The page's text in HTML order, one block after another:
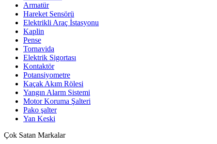
Armatür
Hareket Sensörü
Elektrikli Araç İstasyonu
Kaplin
Pense
Tornavida
Elektrik Sigortası
Kontaktör
Potansiyometre
Kaçak Akım Rölesi
Yangın Alarm Sistemi
Motor Koruma Şalteri
Pako şalter
Yan Keski
Çok Satan Markalar